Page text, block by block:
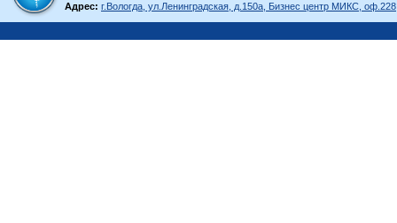
Адрес: г.Вологда, ул.Ленинградская, д.150а, Бизнес центр МИКС, оф.228